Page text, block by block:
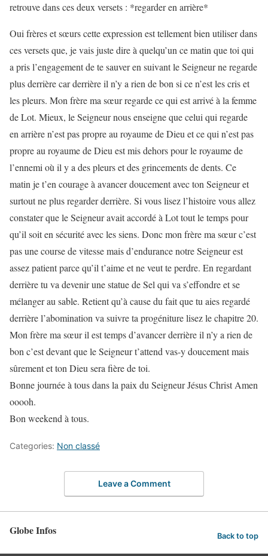
retrouve dans ces deux versets : *regarder en arrière*
Oui frères et sœurs cette expression est tellement bien utiliser dans
ces versets que, je vais juste dire à quelqu’un ce matin que toi qui
a pris l’engagement de te sauver en suivant le Seigneur ne regarde
plus derrière car derrière il n’y a rien de bon si ce n’est les cris et
les pleurs. Mon frère ma sœur regarde ce qui est arrivé à la femme
de Lot. Mieux, le Seigneur nous enseigne que celui qui regarde
en arrière n’est pas propre au royaume de Dieu et ce qui n’est pas
propre au royaume de Dieu est mis dehors pour le royaume de
l’ennemi où il y a des pleurs et des grincements de dents. Ce
matin je t’en courage à avancer doucement avec ton Seigneur et
surtout ne plus regarder derrière. Si vous lisez l’histoire vous allez
constater que le Seigneur avait accordé à Lot tout le temps pour
qu’il soit en sécurité avec les siens. Donc mon frère ma sœur c’est
pas une course de vitesse mais d’endurance notre Seigneur est
assez patient parce qu’il t’aime et ne veut te perdre. En regardant
derrière tu va devenir une statue de Sel qui va s’effondre et se
mélanger au sable. Retient qu’à cause du fait que tu aies regardé
derrière l’abomination va suivre ta progéniture lisez le chapitre 20.
Mon frère ma sœur il est temps d’avancer derrière il n’y a rien de
bon c’est devant que le Seigneur t’attend vas-y doucement mais
sûrement et ton Dieu sera fière de toi.
Bonne journée à tous dans la paix du Seigneur Jésus Christ Amen
ooooh.
Bon weekend à tous.
Categories: Non classé
Leave a Comment
Globe Infos Back to top